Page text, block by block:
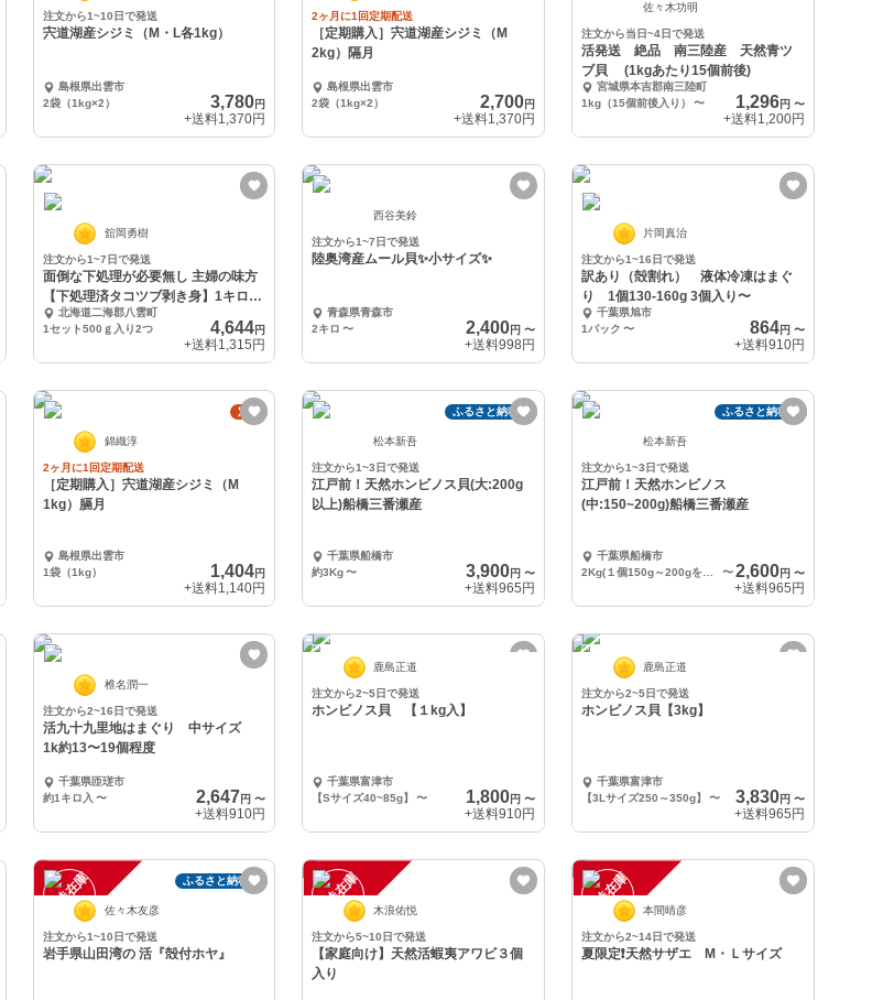
注文から1~10日で発送
宍道湖産シジミ（M・L各1kg）
島根県出雲市
2袋（1kg×2）
3,780円
+送料1,370円
2ヶ月に1回定期配送
［定期購入］宍道湖産シジミ（M
2kg）隔月
島根県出雲市
2袋（1kg×2）
2,700円
+送料1,370円
佐々木功明
注文から当日~4日で発送
活発送 絶品 南三陸産 天然青ツ
ブ貝 (1kgあたり15個前後)
宮城県本吉郡南三陸町
1kg（15個前後入り）
〜 1,296円 〜
+送料1,200円
舘岡勇樹
注文から1~7日で発送
面倒な下処理が必要無し 主婦の味方
【下処理済タコツブ剥き身】1キロ入
り 北海道二海郡八雲町
1セット500ｇ入り2つ
4,644円
+送料1,315円
西谷美鈴
注文から1~7日で発送
陸奥湾産ムール貝✨小サイズ✨
青森県青森市
2キロ 〜 2,400円〜
+送料998円
片岡真治
注文から1~16日で発送
訳あり（殻割れ） 液体冷凍はまぐ
り 1個130-160g 3個入り〜
千葉県旭市
1パック 〜 864円 〜
+送料910円
定期
錦織淳
2ヶ月に1回定期配送
［定期購入］宍道湖産シジミ（M
1kg）膈月
島根県出雲市
1袋（1kg）
1,404円
+送料1,140円
ふるさと納税可
松本新吾
注文から1~3日で発送
江戸前！天然ホンビノス貝(大:200g
以上)船橋三番瀬産
千葉県船橋市
約3Kg 〜 3,900円〜
+送料965円
ふるさと納税可
松本新吾
注文から1~3日で発送
江戸前！天然ホンビノス
(中:150~200g)船橋三番瀬産
千葉県船橋市
〜2,600円 〜
+送料965円
椎名潤一
注文から2~16日で発送
活九十九里地はまぐり 中サイズ
1k約13〜19個程度
千葉県匝瑳市
約1キロ入 〜 2,647円〜
+送料910円
鹿島正道
注文から2~5日で発送
ホンビノス貝 【１kg入】
千葉県富津市
【Sサイズ40~85g】
〜 1,800円〜
+送料910円
鹿島正道
注文から2~5日で発送
ホンビノス貝【3kg】
千葉県富津市
【3Lサイズ250～350g】
〜 3,830円 〜
+送料965円
一
時
在
庫
切
れ
ふるさと納税可
佐々木友彦
注文から1~10日で発送
岩手県山田湾の 活『殻付ホヤ』
一
時
在
庫
切
れ 木浪佑悦
注文から5~10日で発送
【家庭向け】天然活蝦夷アワビ３個
入り
一
時
在
庫
切
れ 本間晴彦
注文から2~14日で発送
夏限定❗️天然サザエ M・Ｌサイズ